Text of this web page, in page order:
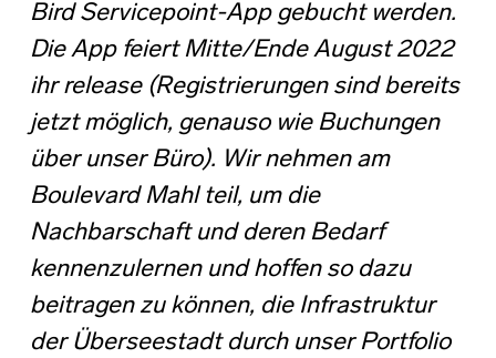
Bird Servicepoint-App gebucht werden.
Die App feiert Mitte/Ende August 2022
ihr release (Registrierungen sind bereits
jetzt möglich, genauso wie Buchungen
über unser Büro). Wir nehmen am
Boulevard Mahl teil, um die
Nachbarschaft und deren Bedarf
kennenzulernen und hoffen so dazu
beitragen zu können, die Infrastruktur
der Überseestadt durch unser Portfolio